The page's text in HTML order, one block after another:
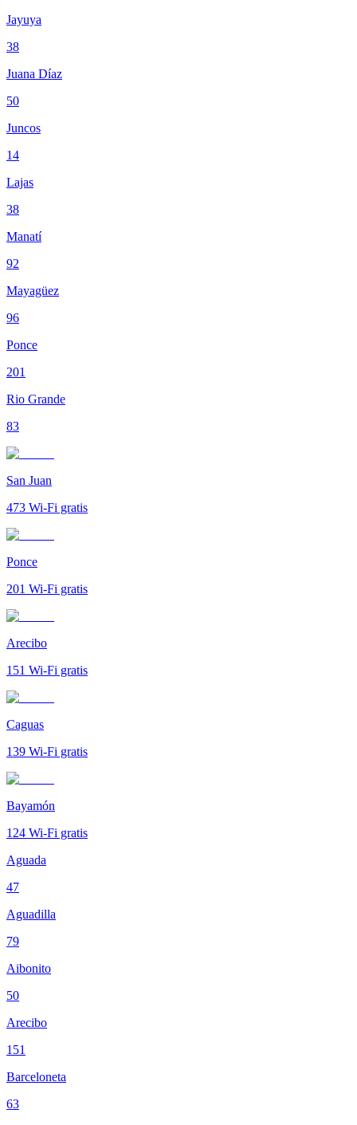
Jayuya
38
Juana Díaz
50
Juncos
14
Lajas
38
Manatí
92
Mayagüez
96
Ponce
201
Rio Grande
83
San Juan
473 Wi-Fi gratis
Ponce
201 Wi-Fi gratis
Arecibo
151 Wi-Fi gratis
Caguas
139 Wi-Fi gratis
Bayamón
124 Wi-Fi gratis
Aguada
47
Aguadilla
79
Aibonito
50
Arecibo
151
Barceloneta
63